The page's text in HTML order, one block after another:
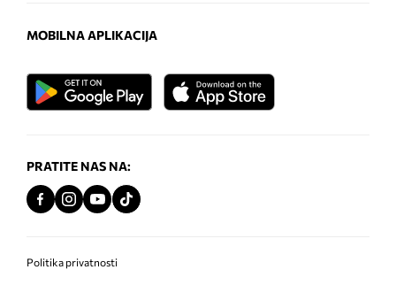
MOBILNA APLIKACIJA
PRATITE NAS NA:
Politika privatnosti